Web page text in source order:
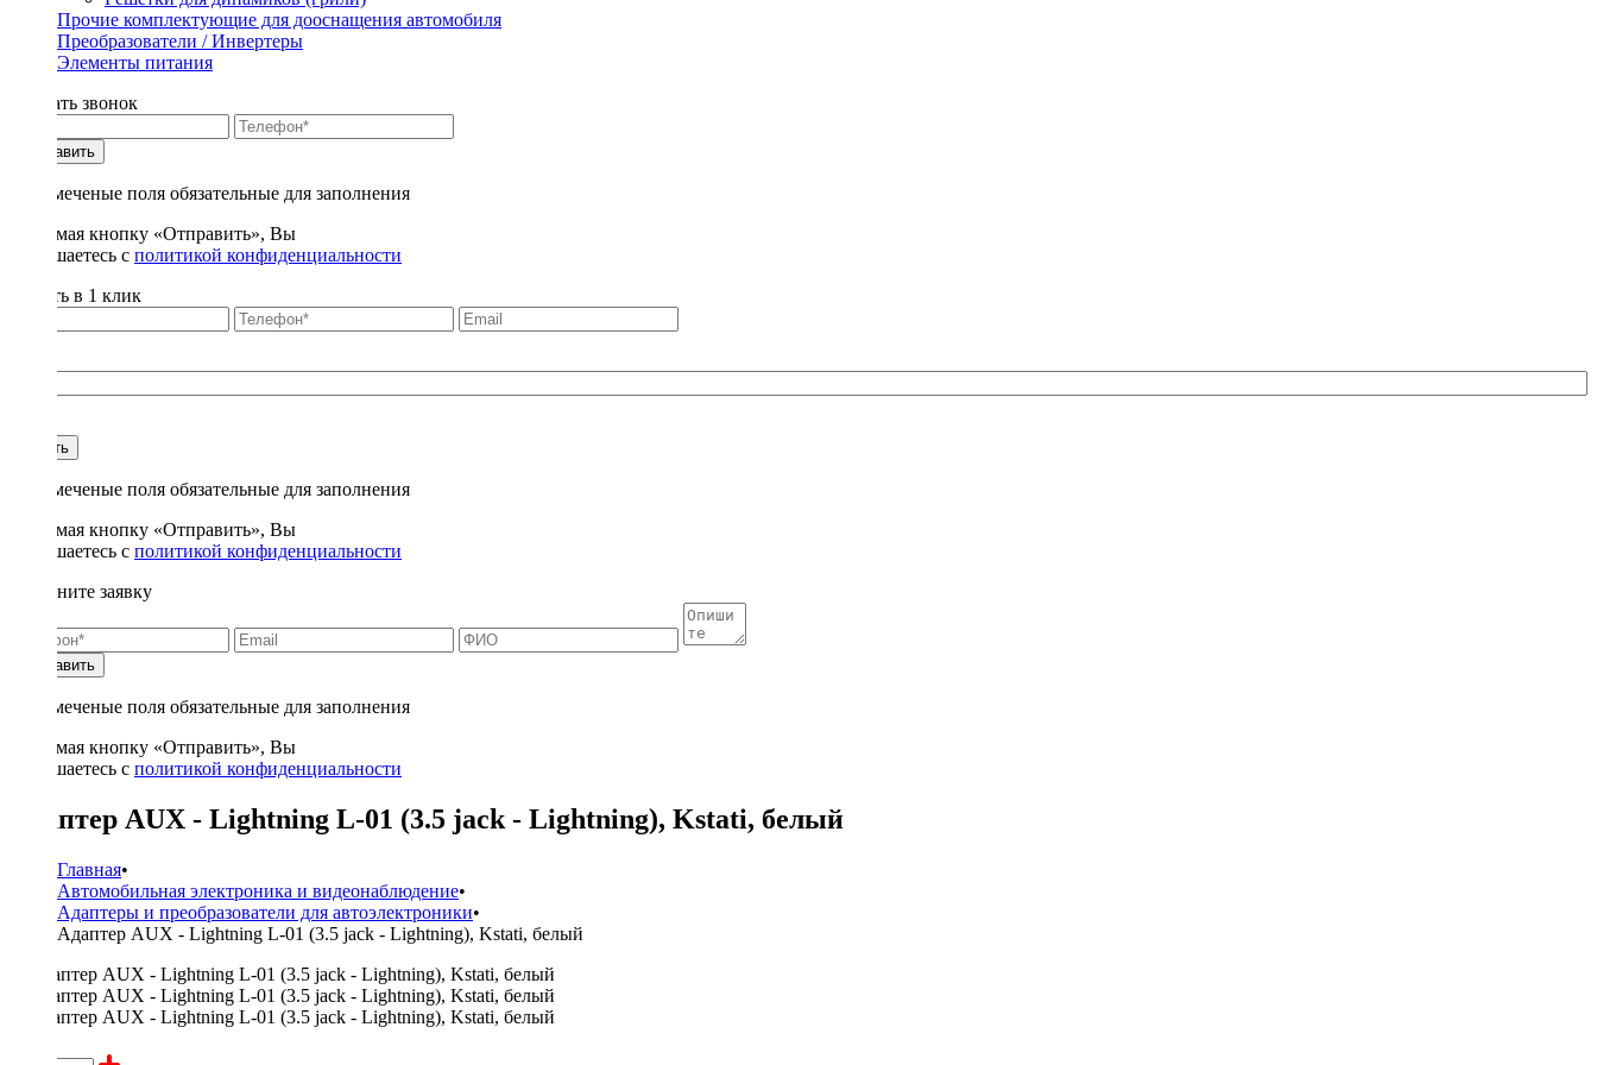
Прочие комплектующие для дооснащения автомобиля
Преобразователи / Инвертеры
Элементы питания
Заказать звонок
Отправить
* - отмеченые поля обязательные для заполнения
Нажимая кнопку «Отправить», Вы
соглашаетесь с политикой конфиденциальности
Купить в 1 клик
Купить
* - отмеченые поля обязательные для заполнения
Нажимая кнопку «Отправить», Вы
соглашаетесь с политикой конфиденциальности
Заполните заявку
Отправить
* - отмеченые поля обязательные для заполнения
Нажимая кнопку «Отправить», Вы
соглашаетесь с политикой конфиденциальности
Адаптер AUX - Lightning L-01 (3.5 jack - Lightning), Kstati, белый
Главная•
Автомобильная электроника и видеонаблюдение•
Адаптеры и преобразователи для автоэлектроники•
Адаптер AUX - Lightning L-01 (3.5 jack - Lightning), Kstati, белый